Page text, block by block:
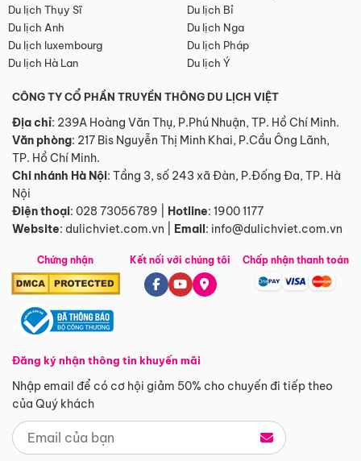
Du lịch Thụy Sĩ
Du lịch Bỉ
Du lịch Anh
Du lịch Nga
Du lịch luxembourg
Du lịch Pháp
Du lịch Hà Lan
Du lịch Ý
CÔNG TY CỔ PHẦN TRUYỀN THÔNG DU LỊCH VIỆT
Địa chỉ: 239A Hoàng Văn Thụ, P.Phú Nhuận, TP. Hồ Chí Minh.
Văn phòng: 217 Bis Nguyễn Thị Minh Khai, P.Cầu Ông Lãnh,
TP. Hồ Chí Minh.
Chi nhánh Hà Nội: Tầng 3, số 243 xã Đàn, P.Đống Đa, TP. Hà
Nội
Điện thoại: 028 73056789 Hotline: 1900 1177
Website: dulichviet.com.vn Email: info@dulichviet.com.vn
Chứng nhận
Đăng ký nhận thông tin khuyến mãi
Nhập email để có cơ hội giảm 50% cho chuyến đi tiếp theo
của Quý khách
Kết nối với chúng tôi Chấp nhận thanh toán